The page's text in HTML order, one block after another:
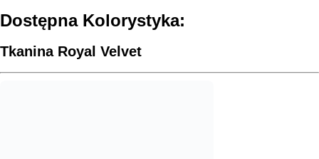
Dostępna Kolorystyka:
Tkanina Royal Velvet